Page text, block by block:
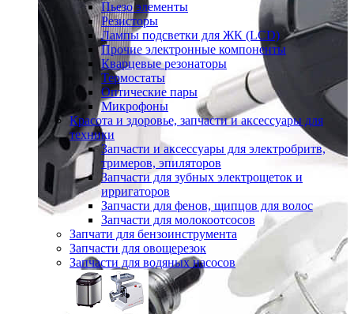
Пьезо элементы
Резисторы
Лампы подсветки для ЖК (LCD)
Прочие электронные компоненты
Кварцевые резонаторы
Термостаты
Оптические пары
Микрофоны
Красота и здоровье, запчасти и аксессуары для
техники
Запчасти и аксессуары для электробритв,
тримеров, эпиляторов
Запчасти для зубных электрощеток и
ирригаторов
Запчасти для фенов, щипцов для волос
Запчасти для молокоотсосов
Запчати для бензоинструмента
Запчасти для овощерезок
Запчасти для водяных насосов